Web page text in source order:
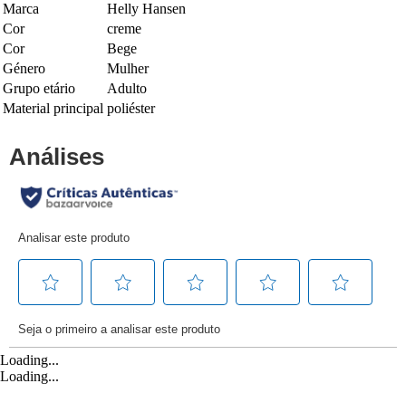
Marca
Helly Hansen
Cor
creme
Cor
Bege
Género
Mulher
Grupo etário
Adulto
Material principal poliéster
Loading...
Loading...